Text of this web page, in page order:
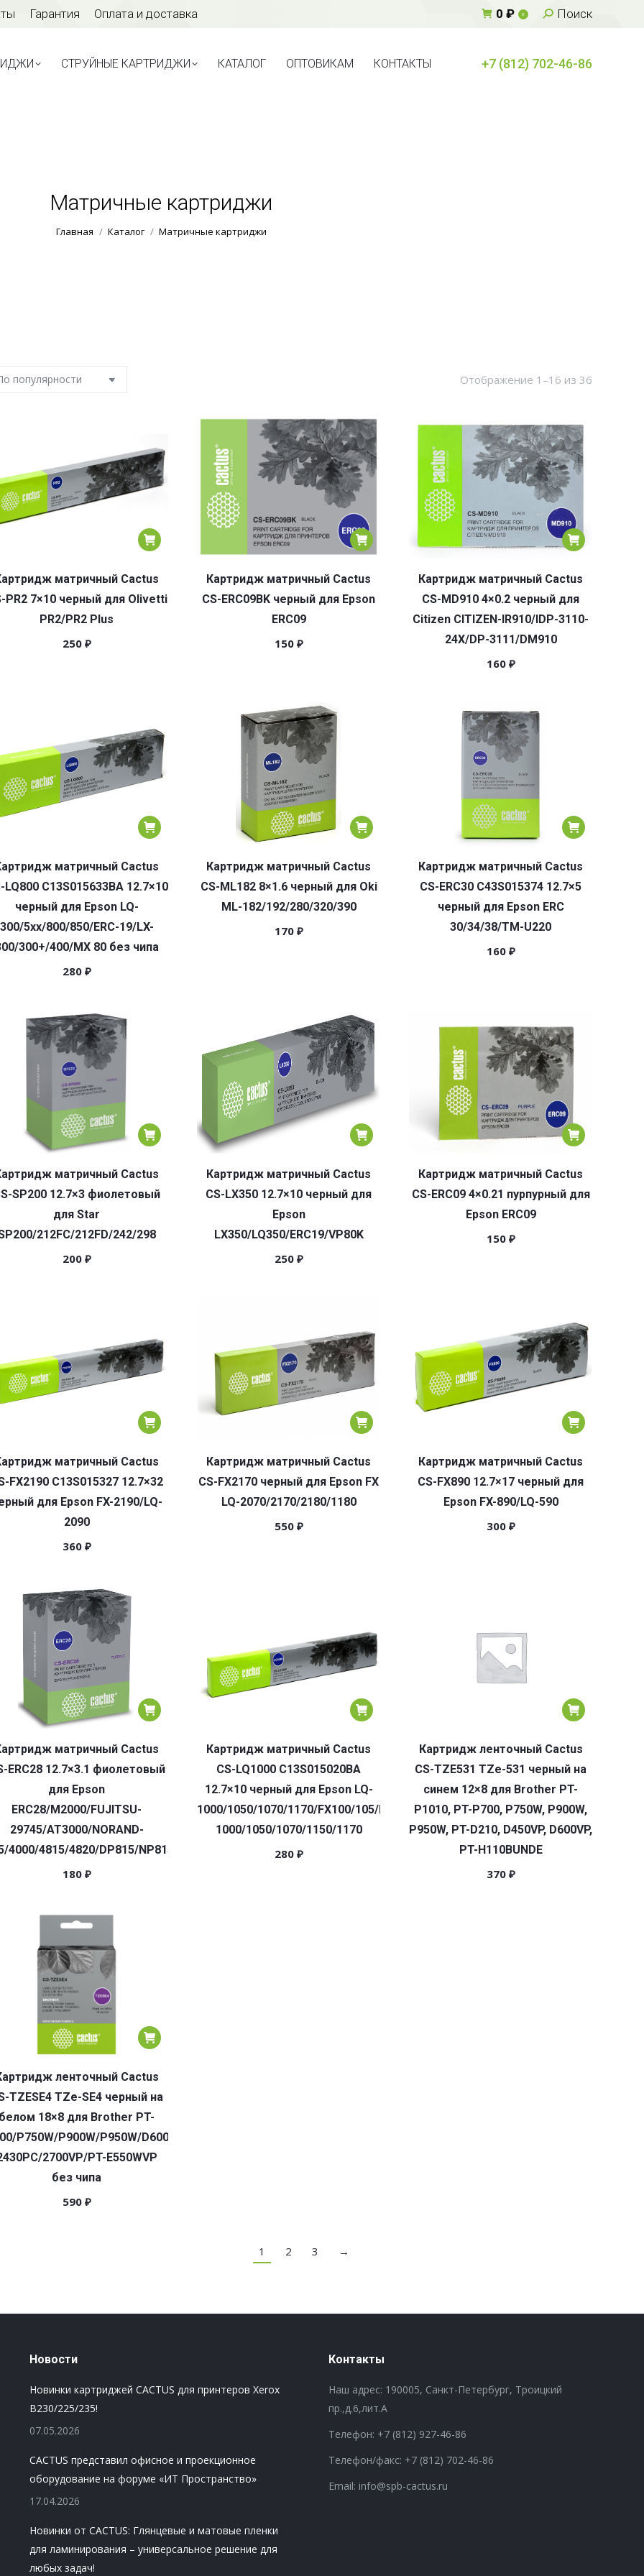
Гарантия Оплата и доставка 0 ₽ 0 Поиск:
Поиск
СТРУЙНЫЕ КАРТРИДЖИ КАТАЛОГ ОПТОВИКАМ КОНТАКТЫ +7 (812) 702-46-86
Матричные картриджи
Главная Каталог Матричные картриджи
Отображение 1–16 из 36
матричный Cactus
PR2 7×10 черный для Olivetti
PR2/PR2 Plus
250 ₽
Картридж матричный Cactus
CS-ERC09BK черный для Epson
ERC09
150 ₽
Картридж матричный Cactus
CS-MD910 4×0.2 черный для
Citizen CITIZEN-IR910/IDP-3110-
24X/DP-3111/DM910
160 ₽
матричный Cactus
LQ800 C13S015633BA 12.7×10
черный для Epson LQ-
300/5xx/800/850/ERC-19/LX-
300+/400/MX 80 без чипа
280 ₽
Картридж матричный Cactus
CS-ML182 8×1.6 черный для Oki
ML-182/192/280/320/390
170 ₽
Картридж матричный Cactus
CS-ERC30 C43S015374 12.7×5
черный для Epson ERC
30/34/38/TM-U220
160 ₽
матричный Cactus
SP200 12.7×3 фиолетовый
для Star
212FC/212FD/242/298
200 ₽
Картридж матричный Cactus
CS-LX350 12.7×10 черный для
Epson
LX350/LQ350/ERC19/VP80K
250 ₽
Картридж матричный Cactus
CS-ERC09 4×0.21 пурпурный для
Epson ERC09
150 ₽
матричный Cactus
FX2190 C13S015327 12.7×32
для Epson FX-2190/LQ-
2090
360 ₽
Картридж матричный Cactus
CS-FX2170 черный для Epson FX
LQ-2070/2170/2180/1180
550 ₽
Картридж матричный Cactus
CS-FX890 12.7×17 черный для
Epson FX-890/LQ-590
300 ₽
матричный Cactus
ERC28 12.7×3.1 фиолетовый
для Epson
ERC28/M2000/FUJITSU-
29745/AT3000/NORAND-
4000/4815/4820/DP815/NP815
180 ₽
Картридж матричный Cactus
CS-LQ1000 C13S015020BA
12.7×10 черный для Epson LQ-
1000/1050/1070/1170/FX100/105/LX-
1000/1050/1070/1150/1170
280 ₽
Картридж ленточный Cactus
CS-TZE531 TZe-531 черный на
синем 12×8 для Brother PT-
P1010, PT-P700, P750W, P900W,
P950W, PT-D210, D450VP, D600VP,
PT-H110BUNDE
370 ₽
ленточный Cactus
TZESE4 TZe-SE4 черный на
18×8 для Brother PT-
P750W/P900W/P950W/D600VP/PT-
2700VP/PT-E550WVP
без чипа
590 ₽
1 2 3 →
Новости
Новинки картриджей CACTUS для принтеров Xerox
B230/225/235!
07.05.2026
CACTUS представил офисное и проекционное
оборудование на форуме «ИТ Пространство»
17.04.2026
Новинки от CACTUS: Глянцевые и матовые пленки
для ламинирования – универсальное решение для
любых задач!
Контакты
Наш адрес: 190005, Санкт-Петербург, Троицкий
пр.,д.6,лит.А
Телефон: +7 (812) 927-46-86
Телефон/факс: +7 (812) 702-46-86
Email: info@spb-cactus.ru